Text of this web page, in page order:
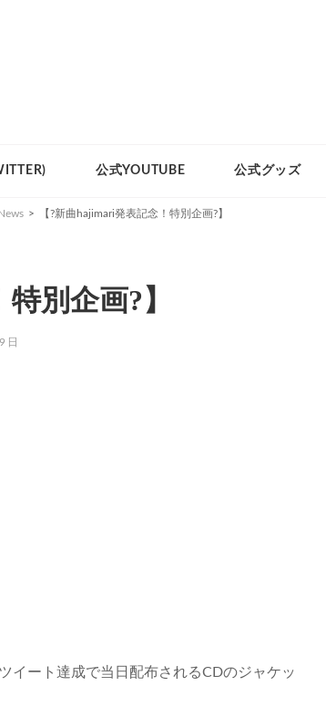
公式YOUTUBE 公式グッズ
> 【?新曲hajimari発表記念！特別企画?】
別企画?】
日
イート達成で当日配布されるCDのジャケッ